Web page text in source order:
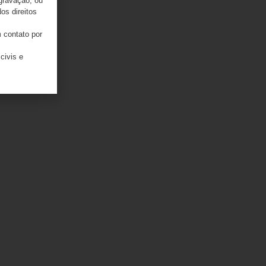
direitos
contato por
e